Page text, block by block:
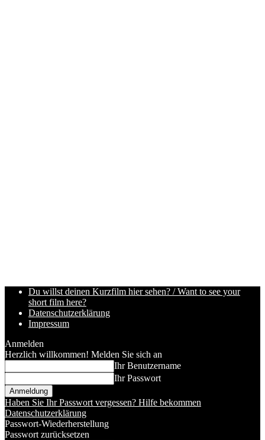
Du willst deinen Kurzfilm hier sehen? / Want to see your
short film here?
Datenschutzerklärung
Impressum
Anmelden
Herzlich willkommen! Melden Sie sich an
Ihr Benutzername
Ihr Passwort
Haben Sie Ihr Passwort vergessen? Hilfe bekommen
Datenschutzerklärung
Passwort-Wiederherstellung
Passwort zurücksetzen